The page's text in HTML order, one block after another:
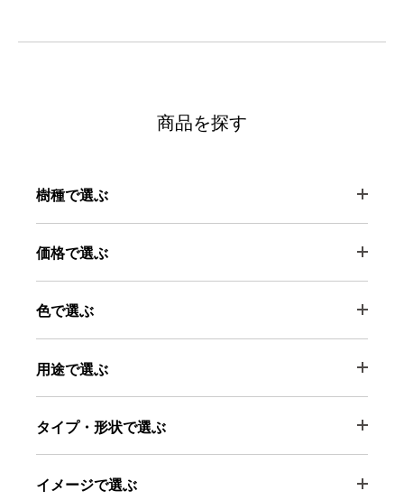
商品を探す
樹種で選ぶ
価格で選ぶ
色で選ぶ
用途で選ぶ
タイプ・形状で選ぶ
イメージで選ぶ